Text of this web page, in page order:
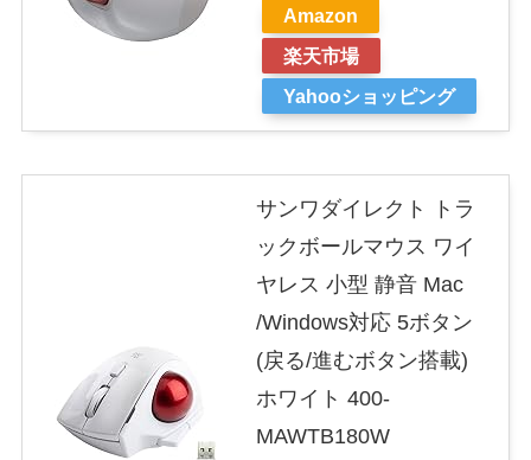
Amazon
楽天市場
Yahooショッピング
サンワダイレクト トラ
ックボールマウス ワイ
ヤレス 小型 静音 Mac
/Windows対応 5ボタン
(戻る/進むボタン搭載)
ホワイト 400-
MAWTB180W